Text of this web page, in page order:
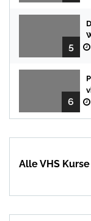
5
6
Alle VHS Kurse